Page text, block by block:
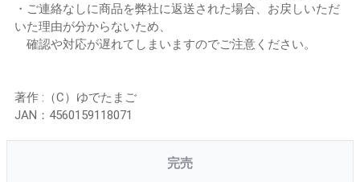
・ご連絡なしに商品を弊社に返送された場合、お戻しいただ
いた理由が分からないため、
確認や対応が遅れてしまいますのでご注意ください。
著作 :（C）ゆでたまご
JAN：4560159118071
完売